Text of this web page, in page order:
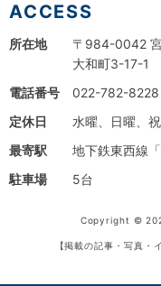
ACCESS
所在地
〒984-0042
大和町3-17-1
電話番号
022-782-8228
定休日
水曜、日曜、
最寄駅
地下鉄東西線「
駐車場
5台
Copyright ©
【掲載の記事・写真・